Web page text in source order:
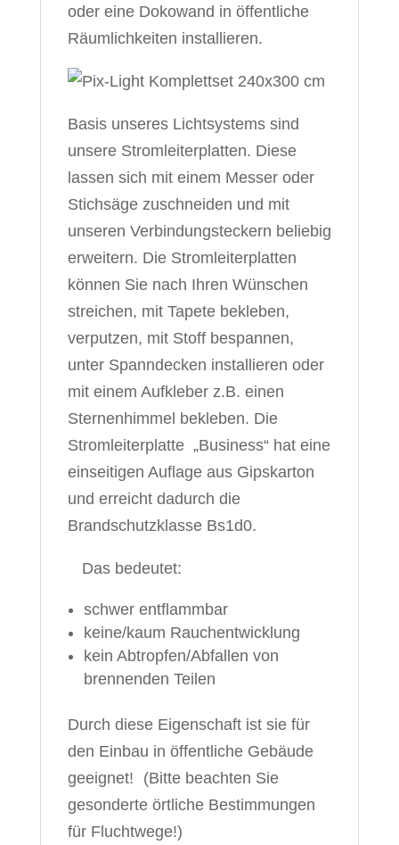
oder eine Dokowand in öffentliche
Räumlichkeiten installieren.
Basis unseres Lichtsystems sind
unsere Stromleiterplatten. Diese
lassen sich mit einem Messer oder
Stichsäge zuschneiden und mit
unseren Verbindungsteckern beliebig
erweitern. Die Stromleiterplatten
können Sie nach Ihren Wünschen
streichen, mit Tapete bekleben,
verputzen, mit Stoff bespannen,
unter Spanndecken installieren oder
mit einem Aufkleber z.B. einen
Sternenhimmel bekleben. Die
Stromleiterplatte „Business“ hat eine
einseitigen Auflage aus Gipskarton
und erreicht dadurch die
Brandschutzklasse Bs1d0.
Das bedeutet:
schwer entflammbar
keine/kaum Rauchentwicklung
kein Abtropfen/Abfallen von
brennenden Teilen
Durch diese Eigenschaft ist sie für
den Einbau in öffentliche Gebäude
geeignet! (Bitte beachten Sie
gesonderte örtliche Bestimmungen
für Fluchtwege!)